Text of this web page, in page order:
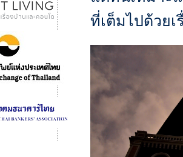
ที่เต็มไปด้วยเ